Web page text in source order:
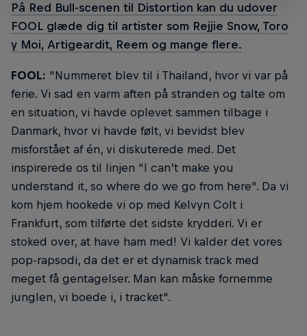
På Red Bull-scenen til Distortion kan du udover
FOOL glæde dig til artister som Rejjie Snow, Toro
y Moi, Artigeardit, Reem og mange flere.
FOOL: "Nummeret blev til i Thailand, hvor vi var på
ferie. Vi sad en varm aften på stranden og talte om
en situation, vi havde oplevet sammen tilbage i
Danmark, hvor vi havde følt, vi bevidst blev
misforstået af én, vi diskuterede med. Det
inspirerede os til linjen “I can’t make you
understand it, so where do we go from here". Da vi
kom hjem hookede vi op med Kelvyn Colt i
Frankfurt, som tilførte det sidste krydderi. Vi er
stoked over, at have ham med! Vi kalder det vores
pop-rapsodi, da det er et dynamisk track med
meget få gentagelser. Man kan måske fornemme
junglen, vi boede i, i tracket".